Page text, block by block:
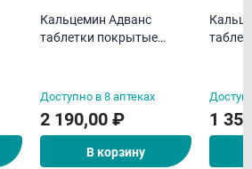
Кальцемин Адванс
таблетки покрытые
Доступно в 8 аптеках
2 190,00 ₽
В корзину
1